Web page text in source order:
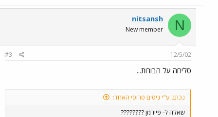
N
nitsansh
New member
12/5/02
#3
סליחה על הבורות...
נכתב ע"י ניסים סרוסי האחד:
שאלה ל- פיירמן ????????